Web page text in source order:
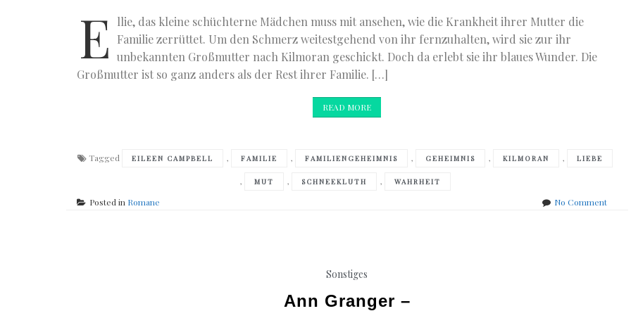
E
llie, das kleine schüchterne Mädchen muss mit ansehen, wie die Krankheit ihrer Mutter die
Familie zerrüttet. Um den Schmerz weitestgehend von ihr fernzuhalten, wird sie zur ihr
unbekannten Großmutter nach Kilmoran geschickt. Doch da erlebt sie ihr blaues Wunder. Die
Großmutter ist so ganz anders als der Rest ihrer Familie. […]
READ MORE
Tagged EILEEN CAMPBELL , FAMILIE , FAMILIENGEHEIMNIS , GEHEIMNIS , KILMORAN , LIEBE
, MUT , SCHNEEKLUTH , WAHRHEIT
Posted in Romane No Commenton
Sonstiges
Ann Granger –